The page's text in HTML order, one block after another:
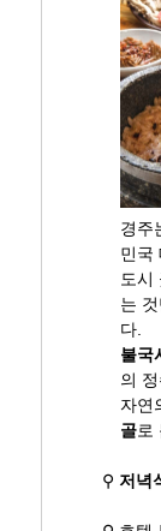
경주
민국
도시
는
다.
불국
의
자연
골로
⚲ 저녁